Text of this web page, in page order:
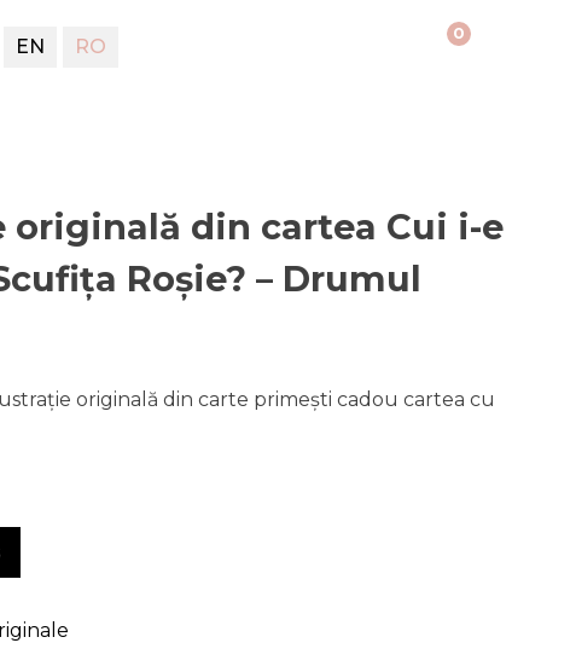
EN RO
0
originală din cartea Cui i-e
Roșie? – Drumul
originală din carte primești cadou cartea cu